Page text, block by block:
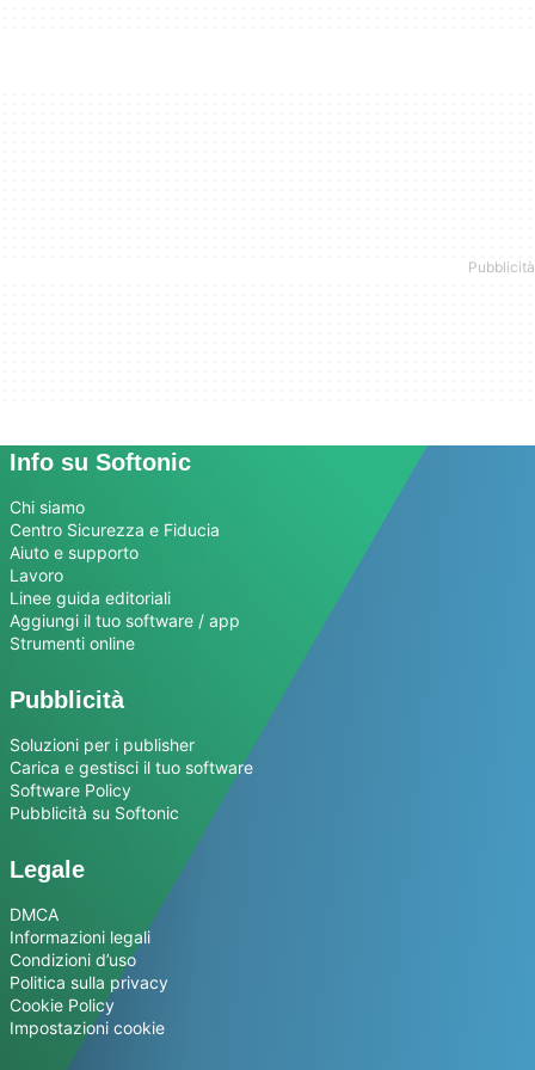
Info su Softonic
Chi siamo
Centro Sicurezza e Fiducia
Aiuto e supporto
Lavoro
Linee guida editoriali
Aggiungi il tuo software / app
Strumenti online
Pubblicità
Soluzioni per i publisher
Carica e gestisci il tuo software
Software Policy
Pubblicità su Softonic
Legale
DMCA
Informazioni legali
Condizioni d’uso
Politica sulla privacy
Cookie Policy
Impostazioni cookie